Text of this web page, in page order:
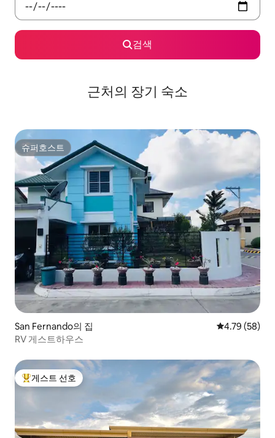
검색
근처의 장기 숙소
슈퍼호스트
슈퍼호스트
San Fernando의 집 평점 4.79점(5
4.79 (58)
RV 게스트하우스
상위 게스트 선호
게스트 선호